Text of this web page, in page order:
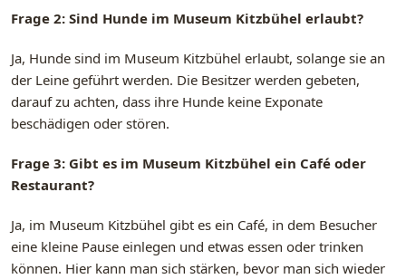
Frage 2: Sind Hunde im Museum Kitzbühel erlaubt?
Ja, Hunde sind im Museum Kitzbühel erlaubt, solange sie an
der Leine geführt werden. Die Besitzer werden gebeten,
darauf zu achten, dass ihre Hunde keine Exponate
beschädigen oder stören.
Frage 3: Gibt es im Museum Kitzbühel ein Café oder
Restaurant?
Ja, im Museum Kitzbühel gibt es ein Café, in dem Besucher
eine kleine Pause einlegen und etwas essen oder trinken
können. Hier kann man sich stärken, bevor man sich wieder